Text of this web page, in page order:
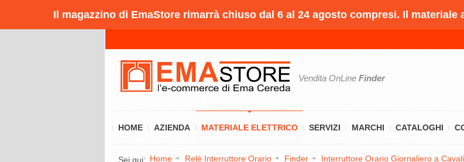
Il magazzino di EmaStore rimarrà chiuso dal 6 al 24 agosto compresi. Il
Vendita OnLine Finder
HOME AZIENDA MATERIALE ELETTRICO SERVIZI MARCHI CATALOGHI
Sei qui: Home Relé Interruttore Orario Finder Interruttore Orario Giornaliero a